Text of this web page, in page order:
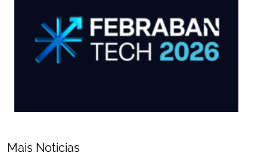
Mais Noticias